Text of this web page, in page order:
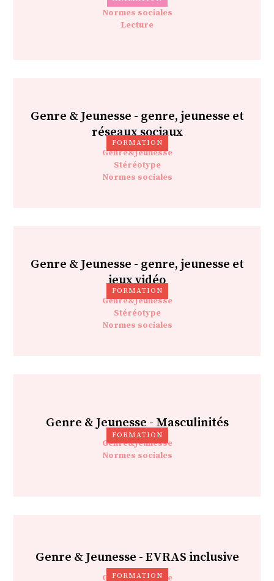
Normes sociales
Lecture
FORMATION
Genre & Jeunesse - genre, jeunesse et
réseaux sociaux
Genre&Jeunesse
Stéréotype
Normes sociales
FORMATION
Genre & Jeunesse - genre, jeunesse et
jeux vidéo
Genre&Jeunesse
Stéréotype
Normes sociales
FORMATION
Genre & Jeunesse - Masculinités
Genre&Jeunesse
Normes sociales
FORMATION
Genre & Jeunesse - EVRAS inclusive
Genre&Jeunesse